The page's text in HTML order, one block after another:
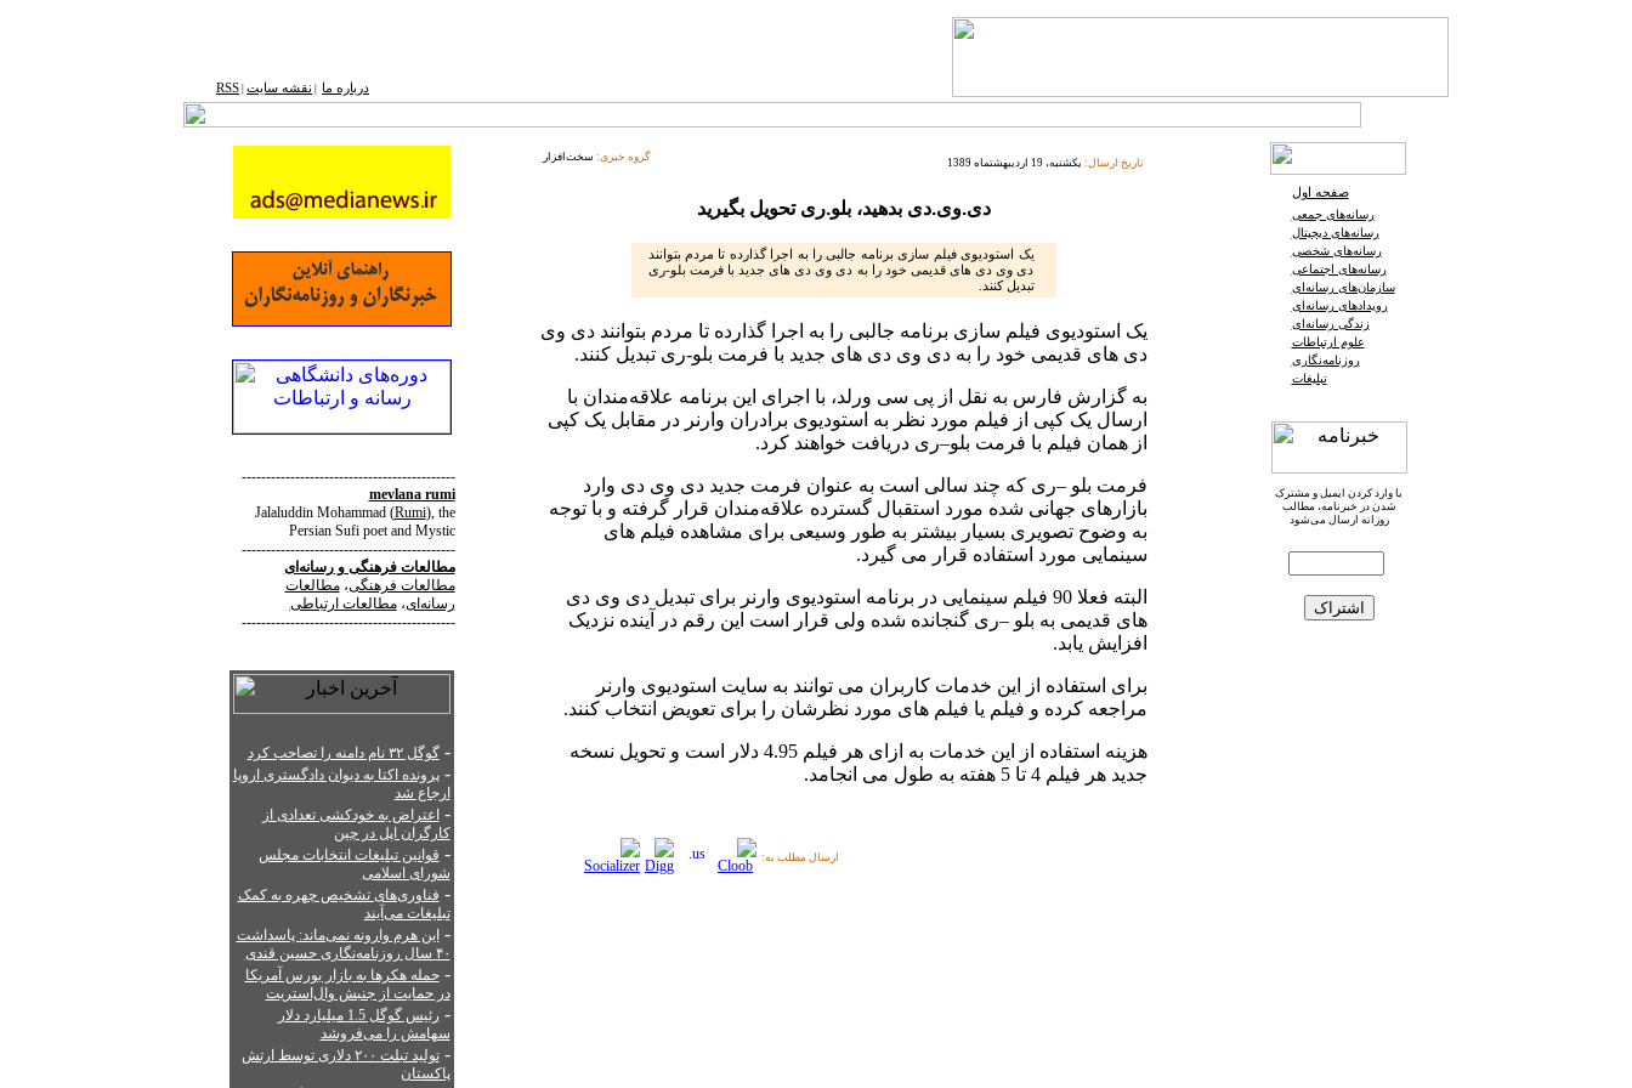
درباره ما نقشه ‌سایت RSS
--------------------------------------------
mevlana rumi
Jalaluddin Mohammad(Rumi), the
Persian Sufi poet and Mystic
--------------------------------------------
مطالعات فرهنگیورسانه‌ای
مطالعات فرهنگی،مطالعات
رسانه‌ای،مطالعات ارتباطی
--------------------------------------------
-گوگل ۳۲ نام دامنه را تصاحب کرد
-پرونده اکتا به دیوان دادگستری اروپا
ارجاع شد
- اعتراض به خودکشی تعدادی از
کارگران اپل در چین
- قوانین تبلیغات انتخابات مجلس
شورای اسلامی
- فناوری‌های تشخیص چهره به کمک
تبلیغات می‌آیند
-این هرم وارونه نمی‌ماند: پاسداشت
۴۰ سال روزنامه‌نگاری حسین قندی
-حمله هکرها به بازار بورس آمریکا
در حمایت از جنبش وال‌استریت
-
رئیس گوگل 1.5 میلیارد دلار
سهامش را می‌فروشد
-
تولید تبلت ۲۰۰ دلاری توسط ارتش
پاکستان
گروه خبری: سخت‌افزار تاریخ ارسال: یکشنبه، 19 اردیبهشتماه 1389
دی.وی.دی بدهید، بلو.ری تحویل بگیرید
یک استودیوی فیلم سازی برنامه جالبی را به اجرا گذارده تا مردم بتوانند
دی وی دی های قدیمی خود را به دی وی دی های جدید با فرمت بلو-ری
تبدیل کنند.
یک استودیوی فیلم سازی برنامه جالبی را به اجرا گذارده تا مردم بتوانند دی وی
دی های قدیمی خود را به دی وی دی های جدید با فرمت بلو-ری تبدیل کنند.
به گزارش فارس به نقل از پی سی ورلد، با اجرای این برنامه علاقه‌مندان با
ارسال یک کپی از فیلم مورد نظر به استودیوی برادران وارنر در مقابل یک کپی
از همان فیلم با فرمت بلو–ری دریافت خواهند کرد.
فرمت بلو –ری که چند سالی است به عنوان فرمت جدید دی وی دی وارد
بازارهای جهانی شده مورد استقبال گسترده علاقه‌مندان قرار گرفته و با توجه
به وضوح تصویری بسیار بیشتر به طور وسیعی برای مشاهده فیلم های
سینمایی مورد استفاده قرار می گیرد.
البته فعلا 90 فیلم سینمایی در برنامه استودیوی وارنر برای تبدیل دی وی دی
های قدیمی به بلو –ری گنجانده شده ولی قرار است این رقم در آینده نزدیک
افزایش یابد.
برای استفاده از این خدمات کاربران می توانند به سایت استودیوی وارنر
مراجعه کرده و فیلم یا فیلم های مورد نظرشان را برای تعویض انتخاب کنند.
هزینه استفاده از این خدمات به ازای هر فیلم 4.95 دلار است و تحویل نسخه
جدید هر فیلم 4 تا 5 هفته به طول می انجامد.
ارسال مطلب به:
صفحه اول
رسانه‌های جمعی
رسانه‌های دیجیتال
رسانه‌های شخصی
رسانه‌های اجتماعی
سازمان‌های رسانه‌ای
رویدادهای رسانه‌ای
زندگی رسانه‌ای
علوم ارتباطات
روزنامه‌نگاری
تبلیغات
با وارد کردن ایمیل و مشترک
شدن در خبرنامه، مطالب
روزانه ارسال می‌شود